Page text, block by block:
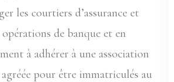
les courtiers d’assurance et
de banque et en
à adhérer à une association
pour être immatriculés au